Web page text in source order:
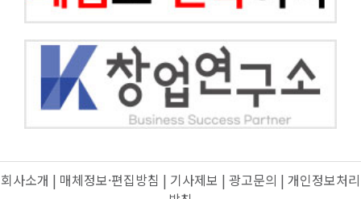
회사소개 | 매체정보·편집방침 | 기사제보 | 광고문의 | 개인정보처리